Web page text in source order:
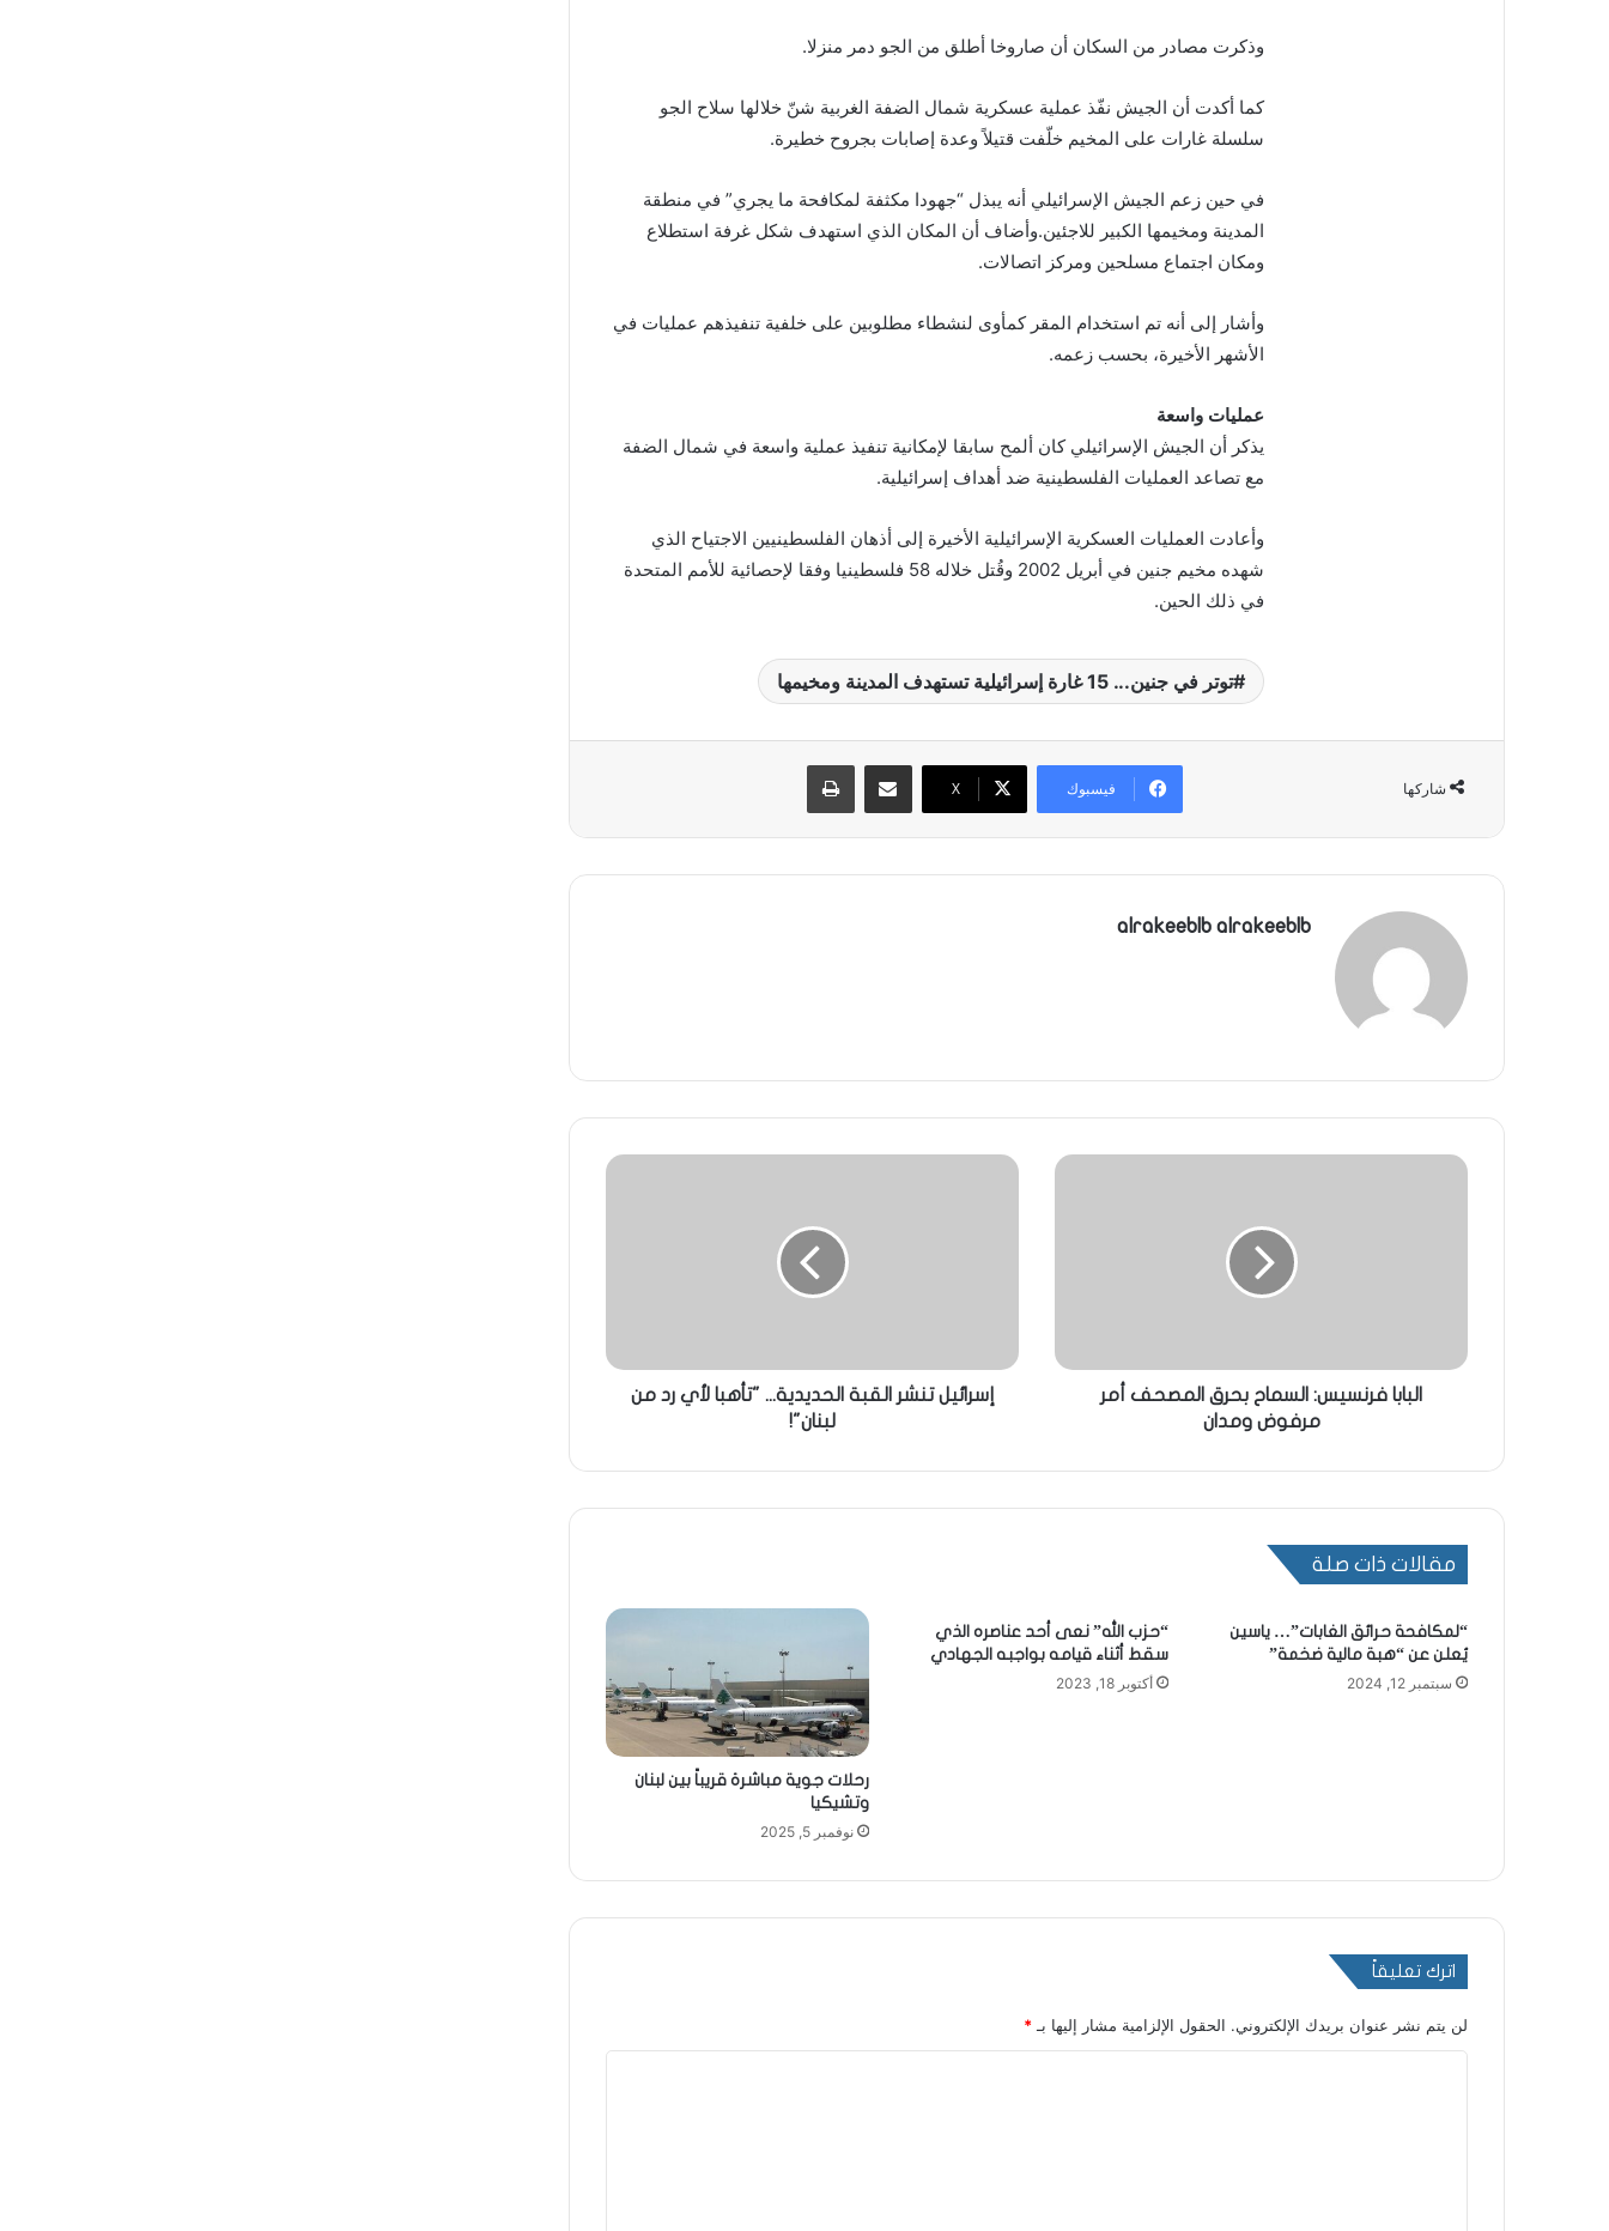
وذكرت مصادر من السكان أن صاروخا أطلق من الجو دمر منزلا.
كما أكدت أن الجيش نفّذ عملية عسكرية شمال الضفة الغربية شنّ خلالها سلاح الجو
سلسلة غارات على المخيم خلّفت قتيلاً وعدة إصابات بجروح خطيرة.
في حين زعم الجيش الإسرائيلي أنه يبذل “جهودا مكثفة لمكافحة ما يجري” في منطقة
المدينة ومخيمها الكبير للاجئين.وأضاف أن المكان الذي استهدف شكل غرفة استطلاع
ومكان اجتماع مسلحين ومركز اتصالات.
وأشار إلى أنه تم استخدام المقر كمأوى لنشطاء مطلوبين على خلفية تنفيذهم عمليات في
الأشهر الأخيرة، بحسب زعمه.
عمليات واسعة
يذكر أن الجيش الإسرائيلي كان ألمح سابقا لإمكانية تنفيذ عملية واسعة في شمال الضفة
مع تصاعد العمليات الفلسطينية ضد أهداف إسرائيلية.
وأعادت العمليات العسكرية الإسرائيلية الأخيرة إلى أذهان الفلسطينيين الاجتياح الذي
شهده مخيم جنين في أبريل 2002 وقُتل خلاله 58 فلسطينيا وفقا لإحصائية للأمم المتحدة
في ذلك الحين.
توتر في جنين... 15 غارة إسرائيلية تستهدف المدينة ومخيمها
شاركها فيسبوك X
alrakeeblb alrakeeblb
البابا فرنسيس: السماح بحرق المصحف أمر
مرفوض ومدان
إسرائيل تنشر القبة الحديدية... "تأهبا لأي رد من
لبنان"!
مقالات ذات صلة
“لمكافحة حرائق الغابات”… ياسين
يُعلن عن “هبة مالية ضخمة”
سبتمبر 12, 2024
“حزب الله” نعى أحد عناصره الذي
سقط أثناء قيامه بواجبه الجهادي
أكتوبر 18, 2023
رحلات جوية مباشرة قريباً بين لبنان
وتشيكيا
نوفمبر 5, 2025
اترك تعليقاً
لن يتم نشر عنوان بريدك الإلكتروني. الحقول الإلزامية مشار إليها بـ *